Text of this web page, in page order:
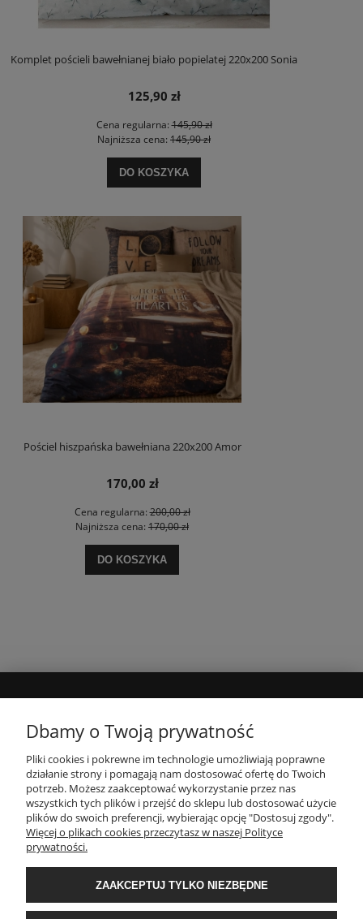
Komplet pościeli bawełnianej biało popielatej 220x200 Sonia
125,90 zł
Cena regularna:145,90 zł
Najniższa cena: 145,90 zł
DO KOSZYKA
Pościel hiszpańska bawełniana 220x200 Amor
170,00 zł
Cena regularna:200,00 zł
Najniższa cena: 170,00 zł
DO KOSZYKA
INFORMACJE
PŁATNOŚCI I DOSTAWA
O NAS
POPULARNE KATEGORIE
Dbamy o Twoją prywatność
Pliki cookies i pokrewne im technologie umożliwiają poprawne
działanie strony i pomagają nam dostosować ofertę do Twoich
potrzeb. Możesz zaakceptować wykorzystanie przez nas
wszystkich tych plików i przejść do sklepu lub dostosować użycie
plików do swoich preferencji, wybierając opcję "Dostosuj zgody".
Więcej o plikach cookies przeczytasz w naszej Polityce
prywatności.
ZAAKCEPTUJ TYLKO NIEZBĘDNE